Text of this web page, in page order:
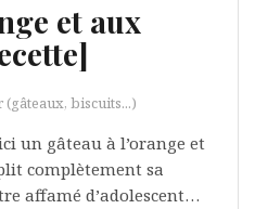
et aux
(gâteaux, biscuits...)
un gâteau à l’orange et
complètement sa
affamé d’adolescent…